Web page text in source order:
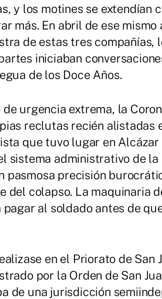
y los motines se extendían
más. En abril de ese
de estas tres compañías,
iniciaban
de los Doce Años.
de urgencia extrema, la
reclutas recién alistadas
que tuvo lugar en
sistema administrativo de
pasmosa precisión
del colapso. La maquinaria
pagar al soldado antes de
en el Priorato de San
por la Orden de San
de una jurisdicción